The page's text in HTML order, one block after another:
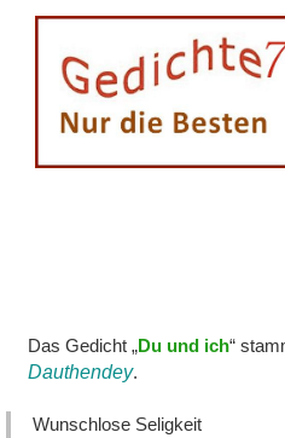
Das Gedicht „Du und ich“
Dauthendey.
Wunschlose Seligkeit